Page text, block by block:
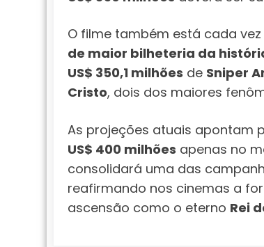
O filme também está cada
de maior bilheteria da
US$ 350,1 milhões de Sniper
Cristo, dois dos maiores
As projeções atuais apontam
US$ 400 milhões apenas no
consolidará uma das
reafirmando nos cinemas a
ascensão como o eterno Rei